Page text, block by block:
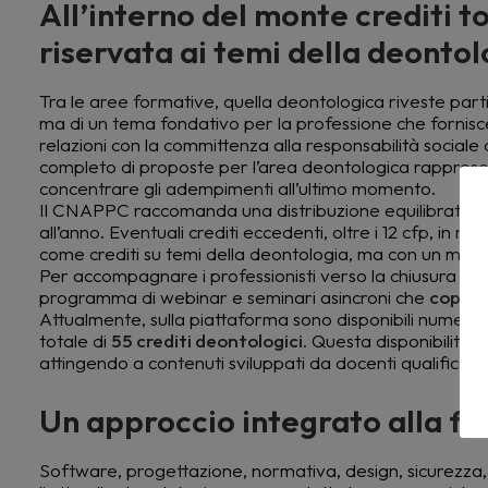
All’interno del monte crediti
riservata ai temi della
Tra le aree formative, quella deontologica riveste
ma di un tema fondativo per la professione che
relazioni con la committenza alla responsabilità
completo di proposte per l’area deontologica
concentrare gli adempimenti all’ultimo momento.
Il CNAPPC raccomanda una distribuzione equilibrata
all’anno. Eventuali crediti eccedenti, oltre i 12 cfp, in
come crediti su temi della deontologia, ma con un
Per accompagnare i professionisti verso la chiusura
programma di webinar e seminari asincroni che copre
Attualmente, sulla piattaforma sono disponibili numerosi
totale di 55 crediti deontologici. Questa disponibilità
attingendo a contenuti sviluppati da docenti qualificati.
Un approccio integrato alla
Software, progettazione, normativa, design,